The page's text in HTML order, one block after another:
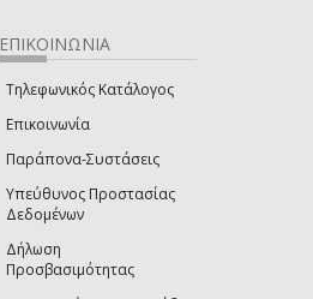
ΕΠΙΚΟΙΝΩΝΙΑ
Τηλεφωνικός Κατάλογος
Επικοινωνία
Παράπονα-Συστάσεις
Υπεύθυνος Προστασίας
Δεδομένων
Δήλωση
Προσβασιμότητας